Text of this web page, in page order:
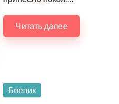
Читать далее
Опубликовано
Боевик